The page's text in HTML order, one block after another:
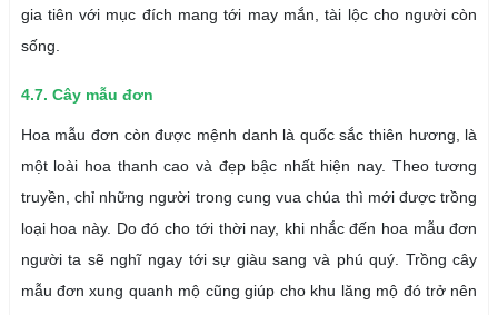
gia tiên với mục đích mang tới may mắn, tài lộc cho người còn
sống.
4.7. Cây mẫu đơn
Hoa mẫu đơn còn được mệnh danh là quốc sắc thiên hương, là
một loài hoa thanh cao và đẹp bậc nhất hiện nay. Theo tương
truyền, chỉ những người trong cung vua chúa thì mới được trồng
loại hoa này. Do đó cho tới thời nay, khi nhắc đến hoa mẫu đơn
người ta sẽ nghĩ ngay tới sự giàu sang và phú quý. Trồng cây
mẫu đơn xung quanh mộ cũng giúp cho khu lăng mộ đó trở nên